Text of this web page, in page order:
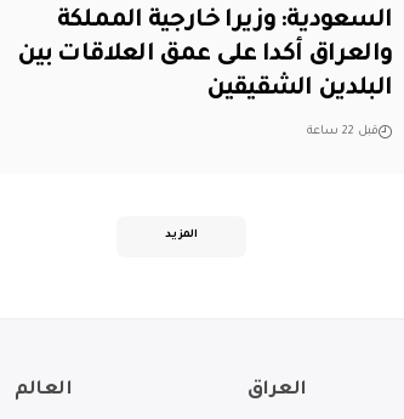
السعودية: وزيرا خارجية المملكة
والعراق أكدا على عمق العلاقات بين
البلدين الشقيقين
قبل 22 ساعة
المزيد
العراق العالم